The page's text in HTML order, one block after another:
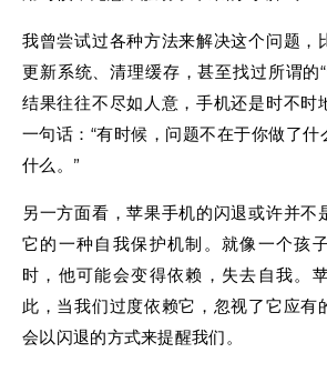
我曾尝试过各种方法来解决这个问题，
更新系统、清理缓存，甚至找过所谓的
结果往往不尽如人意，手机还是时不时
一句话：“有时候，问题不在于你做了
什么。”
另一方面看，苹果手机的闪退或许并不
它的一种自我保护机制。就像一个孩
时，他可能会变得依赖，失去自我。
此，当我们过度依赖它，忽视了它应有
会以闪退的方式来提醒我们。